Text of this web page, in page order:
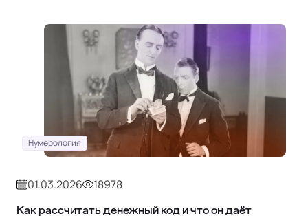
Нумерология
01.03.2026 18978
Как рассчитать денежный код и что он даёт